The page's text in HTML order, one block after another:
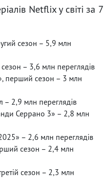
Netflix у світі за 7
сезон – 5,9 млн
– 3,6 млн переглядів
перший сезон – 3 млн
– 2,9 млн переглядів
Серрано 3» – 2,8 млн
– 2,6 млн переглядів
сезон – 2,4 млн
сезон – 2,3 млн